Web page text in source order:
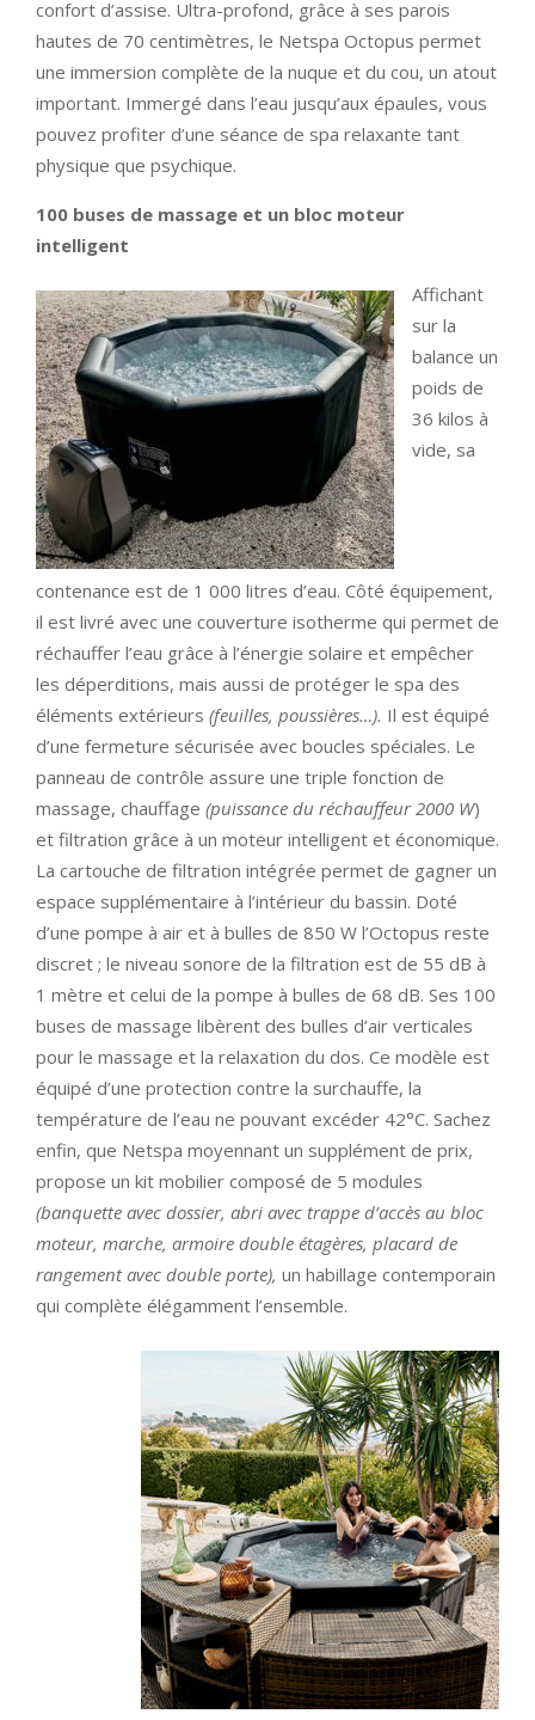
confort d’assise. Ultra-profond, grâce à ses parois
hautes de 70 centimètres, le Netspa Octopus permet
une immersion complète de la nuque et du cou, un atout
important. Immergé dans l’eau jusqu’aux épaules, vous
pouvez profiter d’une séance de spa relaxante tant
physique que psychique.
100 buses de massage et un bloc moteur
intelligent
Affichant
sur la
balance un
poids de
36 kilos à
vide, sa
contenance est de 1 000 litres d’eau. Côté équipement,
il est livré avec une couverture isotherme qui permet de
réchauffer l’eau grâce à l’énergie solaire et empêcher
les déperditions, mais aussi de protéger le spa des
éléments extérieurs (feuilles, poussières…). Il est équipé
d’une fermeture sécurisée avec boucles spéciales. Le
panneau de contrôle assure une triple fonction de
massage, chauffage (puissance du réchauffeur 2000 W)
et filtration grâce à un moteur intelligent et économique.
La cartouche de filtration intégrée permet de gagner un
espace supplémentaire à l’intérieur du bassin. Doté
d’une pompe à air et à bulles de 850 W l’Octopus reste
discret ; le niveau sonore de la filtration est de 55 dB à
1 mètre et celui de la pompe à bulles de 68 dB. Ses 100
buses de massage libèrent des bulles d’air verticales
pour le massage et la relaxation du dos. Ce modèle est
équipé d’une protection contre la surchauffe, la
température de l’eau ne pouvant excéder 42°C. Sachez
enfin, que Netspa moyennant un supplément de prix,
propose un kit mobilier composé de 5 modules
(banquette avec dossier, abri avec trappe d’accès au bloc
moteur, marche, armoire double étagères, placard de
rangement avec double porte), un habillage contemporain
qui complète élégamment l’ensemble.